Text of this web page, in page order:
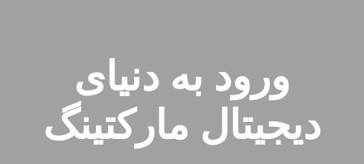
ورود به دنیای
دیجیتال مارکتینگ